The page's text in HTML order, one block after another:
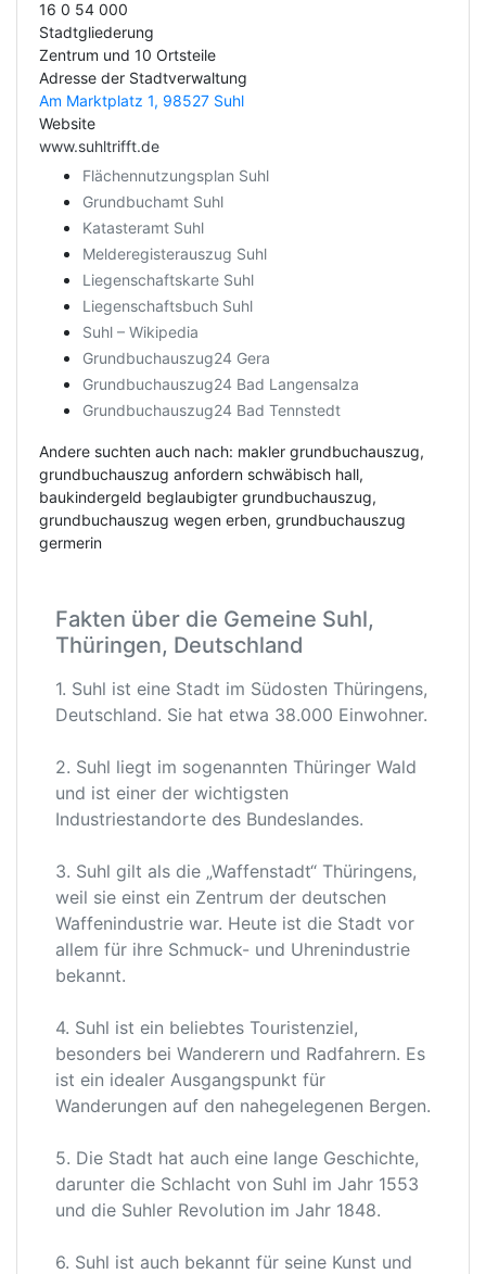
16 0 54 000
Stadtgliederung
Zentrum und 10 Ortsteile
Adresse der Stadtverwaltung
Am Marktplatz 1, 98527 Suhl
Website
www.suhltrifft.de
Flächennutzungsplan Suhl
Grundbuchamt Suhl
Katasteramt Suhl
Melderegisterauszug Suhl
Liegenschaftskarte Suhl
Liegenschaftsbuch Suhl
Suhl – Wikipedia
Grundbuchauszug24 Gera
Grundbuchauszug24 Bad Langensalza
Grundbuchauszug24 Bad Tennstedt
Andere suchten auch nach: makler grundbuchauszug,
grundbuchauszug anfordern schwäbisch hall,
baukindergeld beglaubigter grundbuchauszug,
grundbuchauszug wegen erben, grundbuchauszug
germerin
Fakten über die Gemeine Suhl,
Thüringen, Deutschland
1. Suhl ist eine Stadt im Südosten Thüringens,
Deutschland. Sie hat etwa 38.000 Einwohner.
2. Suhl liegt im sogenannten Thüringer Wald
und ist einer der wichtigsten
Industriestandorte des Bundeslandes.
3. Suhl gilt als die „Waffenstadt“ Thüringens,
weil sie einst ein Zentrum der deutschen
Waffenindustrie war. Heute ist die Stadt vor
allem für ihre Schmuck- und Uhrenindustrie
bekannt.
4. Suhl ist ein beliebtes Touristenziel,
besonders bei Wanderern und Radfahrern. Es
ist ein idealer Ausgangspunkt für
Wanderungen auf den nahegelegenen Bergen.
5. Die Stadt hat auch eine lange Geschichte,
darunter die Schlacht von Suhl im Jahr 1553
und die Suhler Revolution im Jahr 1848.
6. Suhl ist auch bekannt für seine Kunst und